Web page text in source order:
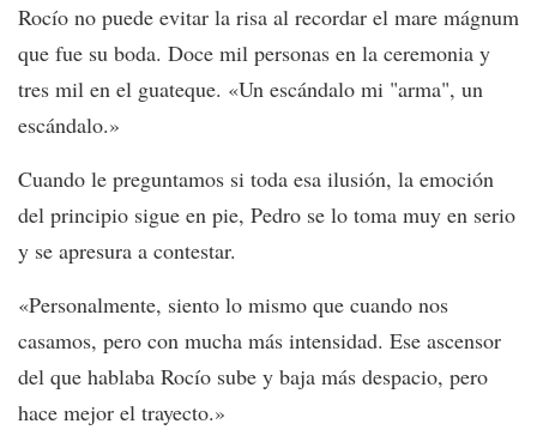
Rocío no puede evitar la risa al recordar el mare mágnum
que fue su boda. Doce mil personas en la ceremonia y
tres mil en el guateque. «Un escándalo mi "arma", un
escándalo.»
Cuando le preguntamos si toda esa ilusión, la emoción
del principio sigue en pie, Pedro se lo toma muy en serio
y se apresura a contestar.
«Personalmente, siento lo mismo que cuando nos
casamos, pero con mucha más intensidad. Ese ascensor
del que hablaba Rocío sube y baja más despacio, pero
hace mejor el trayecto.»